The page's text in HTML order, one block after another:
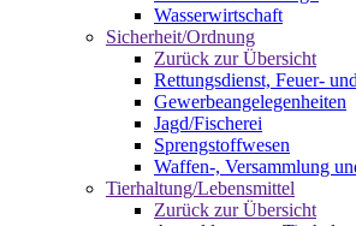
Wasserwirtschaft
Sicherheit/Ordnung
Zurück zur Übersicht
Rettungsdienst, Feuer-
Gewerbeangelegenheiten
Jagd/Fischerei
Sprengstoffwesen
Waffen-, Versammlung
Tierhaltung/Lebensmittel
Zurück zur Übersicht